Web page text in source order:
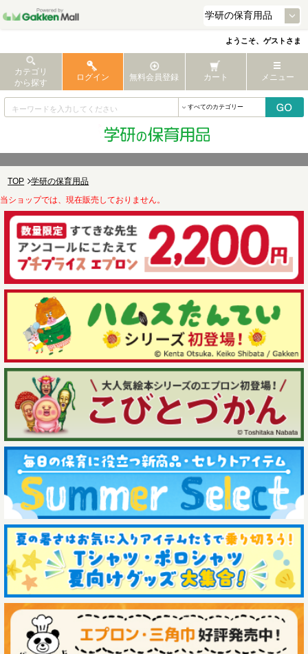
ようこそ、ゲストさま
カテゴリ
から探す
ログイン 無料会員登録 カート メニュー
TOP
学研の保育用品
当ショップでは、現在販売しておりません。